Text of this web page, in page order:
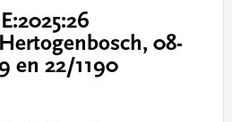
08-
en 22/1190